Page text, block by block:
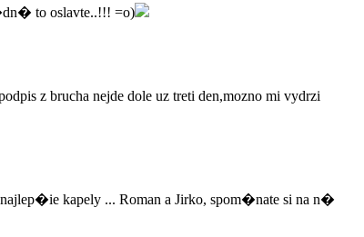
to oslavte..!!! =o)
z brucha nejde dole uz treti den,mozno mi vydrzi
kapely ... Roman a Jirko, spom�nate si na n�